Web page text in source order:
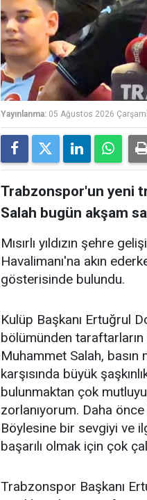
Yayınlanma: 05 Ağustos 2026
Trabzonspor'un yeni
Salah bugün akşam
Mısırlı yıldızın şehre
Havalimanı'na akın
gösterisinde bulundu.
Kulüp Başkanı Ertuğrul
bölümünden
Muhammet Salah, basın
karşısında büyük
bulunmaktan çok
zorlanıyorum. Daha
Böylesine bir sevgiyi ve
başarılı olmak için çok
Trabzonspor Başkanı